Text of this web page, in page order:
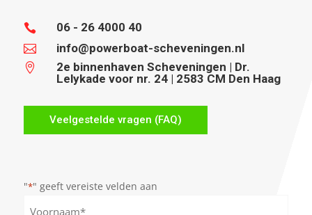
 06 - 26 4000 40
 info@powerboat-scheveningen.nl

2e binnenhaven Scheveningen | Dr.
Lelykade voor nr. 24 | 2583 CM Den Haag
Veelgestelde vragen (FAQ)
"*" geeft vereiste velden aan